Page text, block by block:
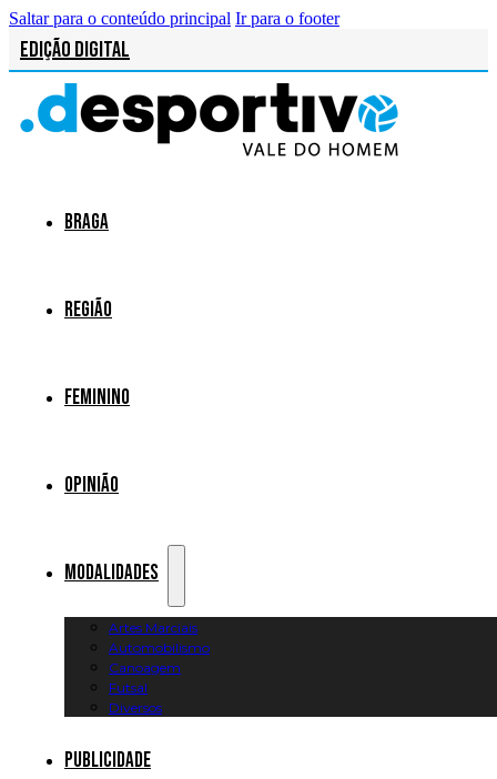
Saltar para o conteúdo principal Ir para o footer
Edição Digital
Braga
Região
Feminino
Opinião
Modalidades
Artes Marciais
Automobilismo
Canoagem
Futsal
Diversos
Publicidade